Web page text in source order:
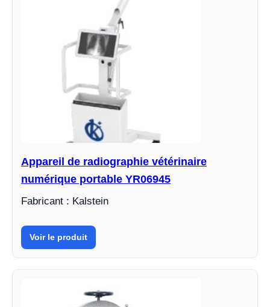
Appareil de radiographie vétérinaire
numérique portable YR06945
Fabricant : Kalstein
Voir le produit